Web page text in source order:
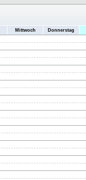
Mittwoch Donnerstag